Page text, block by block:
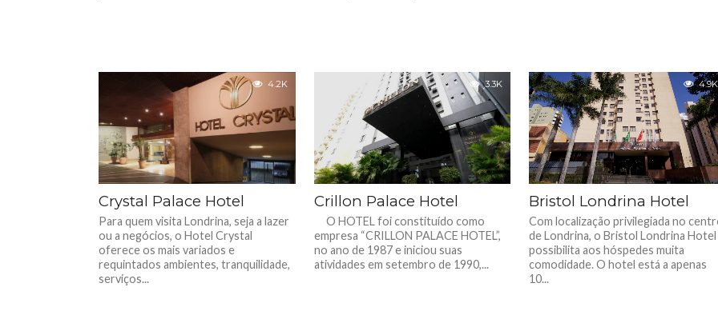
4.2K
Crystal Palace Hotel
Para quem visita Londrina, seja a lazer
ou a negócios, o Hotel Crystal
oferece os mais variados e
requintados ambientes, tranquilidade,
serviços...
3.3K
Crillon Palace Hotel
O HOTEL foi constituído como
empresa “CRILLON PALACE HOTEL”,
no ano de 1987 e iniciou suas
atividades em setembro de 1990,...
4.9K
Bristol Londrina Hotel
Com localização privilegiada no
de Londrina, o Bristol Londrina Hotel
possibilita aos hóspedes muita
comodidade. O hotel está a apenas
10...